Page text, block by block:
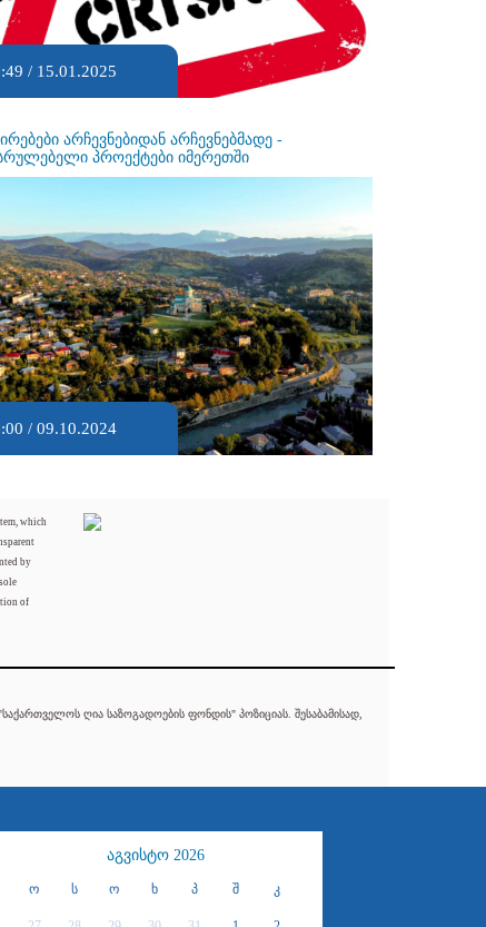
/ 15.01.2025
არჩევნებიდან არჩევნებმადე -
პროექტები იმერეთში
/ 09.10.2024
which
by
of
ღია საზოგადოების ფონდის" პოზიციას. შესაბამისად,
აგვისტო 2026
ო ს ო ხ პ შ კ